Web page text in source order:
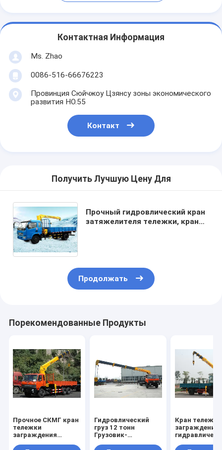
Контактная Информация
Ms. Zhao
0086-516-66676223
Провинция Сюйчжоу Цзянсу зоны экономического
развития НО.55
Контакт
Получить Лучшую Цену Для
Прочный гидровлический кран
затяжелителя тележки, кран
Продолжать
Порекомендованные Продукты
Прочное СКМГ кран
тележки
заграждения
Гидровлический
груз 12 тонн
Грузовик-
Кран тележки